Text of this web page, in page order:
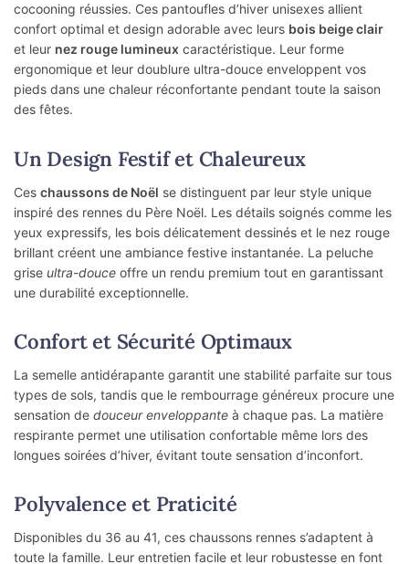
cocooning réussies. Ces pantoufles d’hiver unisexes allient
confort optimal et design adorable avec leurs bois beige clair
et leur nez rouge lumineux caractéristique. Leur forme
ergonomique et leur doublure ultra-douce enveloppent vos
pieds dans une chaleur réconfortante pendant toute la saison
des fêtes.
Un Design Festif et Chaleureux
Ces chaussons de Noël se distinguent par leur style unique
inspiré des rennes du Père Noël. Les détails soignés comme les
yeux expressifs, les bois délicatement dessinés et le nez rouge
brillant créent une ambiance festive instantanée. La peluche
grise ultra-douce offre un rendu premium tout en garantissant
une durabilité exceptionnelle.
Confort et Sécurité Optimaux
La semelle antidérapante garantit une stabilité parfaite sur tous
types de sols, tandis que le rembourrage généreux procure une
sensation de douceur enveloppante à chaque pas. La matière
respirante permet une utilisation confortable même lors des
longues soirées d’hiver, évitant toute sensation d’inconfort.
Polyvalence et Praticité
Disponibles du 36 au 41, ces chaussons rennes s’adaptent à
toute la famille. Leur entretien facile et leur robustesse en font